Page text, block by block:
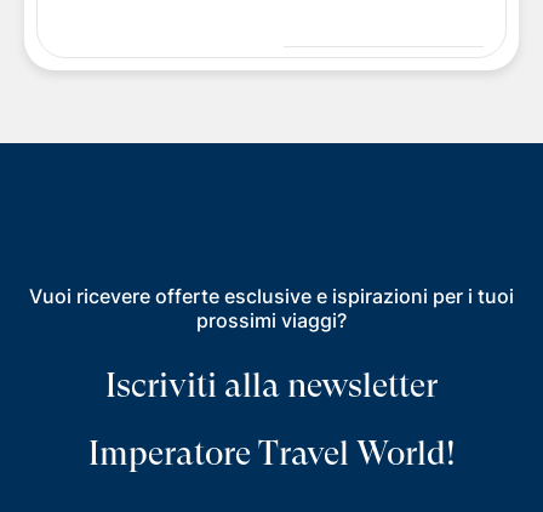
Vuoi ricevere offerte esclusive e ispirazioni per i tuoi
prossimi viaggi?
Iscriviti alla newsletter
Imperatore Travel World!